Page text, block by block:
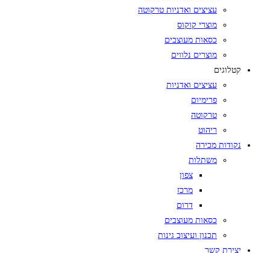
עציצים ואדניות טרקוטה
מוצרי קוקוס
כסאות מעוצבים
מוצרים נלווים
קטלוגים
עציצים ואדניות
פרימיום
טרקוטה
ריהוט
נקודות מכירה
משתלות
צפון
מרכז
דרום
כסאות מעוצבים
תכנון ועיצוב גינות
יצירת קשר